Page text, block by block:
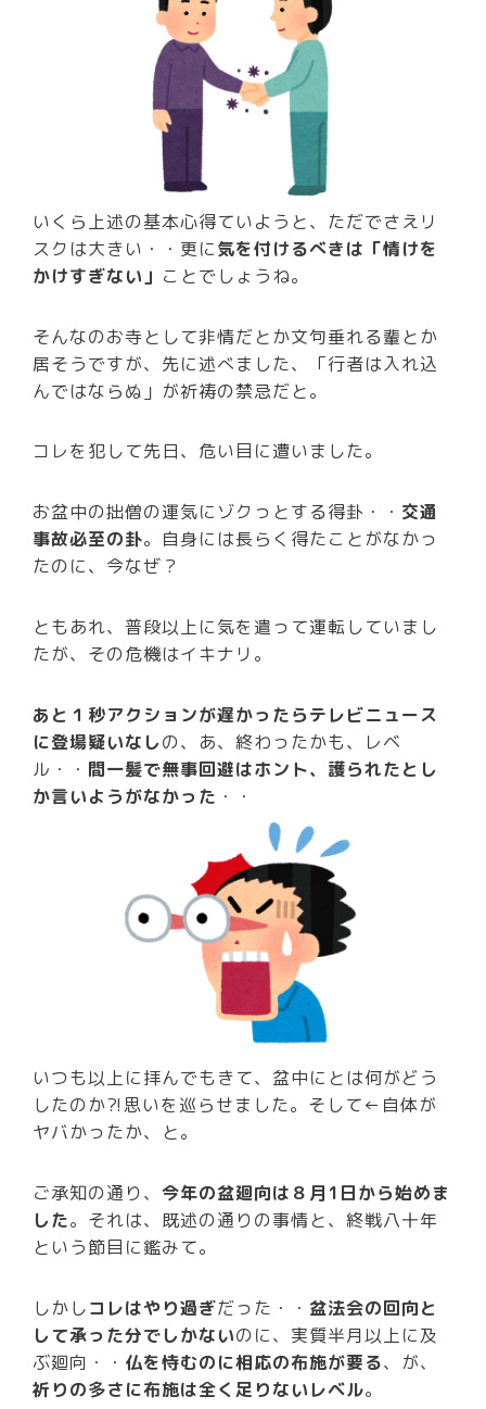
いくら上述の基本心得ていようと、ただでさえリ
スクは大きい・・更に気を付けるべきは「情けを
かけすぎない」 ことでしょうね。
そんなのお寺として非情だとか文句垂れる輩とか
居そうですが、先に述べました、「行者は入れ込
んではならぬ」が祈祷の禁忌だと。
コレを犯して先日、危い目に遭いました。
お盆中の拙僧の運気にゾクっとする得卦・・ 交通
事故必至の卦。自身には長らく得たことがなかっ
たのに、今なぜ？
ともあれ、普段以上に気を遣って運転していまし
たが、その危機はイキナリ。
あと１秒アクションが遅かったらテレビニュース
に登場疑いなしの、あ、終わったかも、レベ
ル・・ 間一髪で無事回避はホント、護られたとし
か言いようがなかった ・・
いつも以上に拝んでもきて、盆中にとは何がどう
したのか⁈思いを巡らせました。そして←自体が
ヤバかったか、と。
ご承知の通り、 今年の盆廻向は８月1日から始めま
した。それは、既述の通りの事情と、終戦八十年
という節目に鑑みて。
しかしコレはやり過ぎだった・・ 盆法会の回向と
して承った分でしかないのに、実質半月以上に及
ぶ廻向・・ 仏を恃むのに相応の布施が要る、が、
祈りの多さに布施は全く足りないレベル。